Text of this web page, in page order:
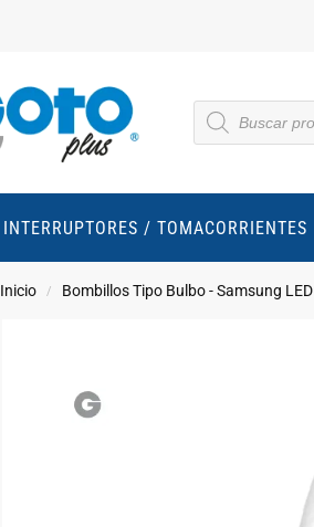
INTERRUPTORES / TOMACORRIENTES
Inicio / Bombillos Tipo Bulbo - Samsung LED